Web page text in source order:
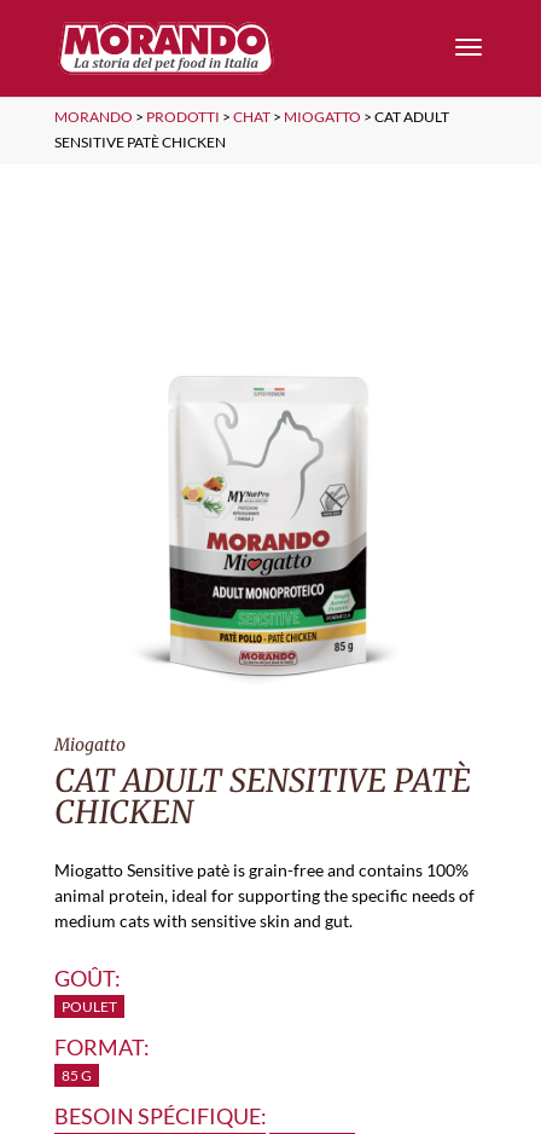
MORANDO > PRODOTTI > CHAT> MIOGATTO > CAT ADULT
SENSITIVE PATÈ CHICKEN
Miogatto
CAT ADULT SENSITIVE PATÈ
CHICKEN
Miogatto Sensitive patè is grain-free and contains 100%
animal protein, ideal for supporting the specific needs of
medium cats with sensitive skin and gut.
GOÛT:
POULET
FORMAT:
85 G
BESOIN SPÉCIFIQUE: